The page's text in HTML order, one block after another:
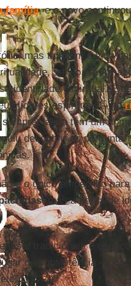
família, e o povo
mas também a vida
sendo ele
identidade espiritual. É
líderes espirituais – no
lá ela tem um
descobrir ao perguntar
é o único empecilho para
, mas a perda de
e tradicionais é
de subsistência – rios,